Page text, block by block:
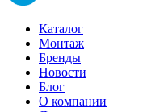
Каталог
Монтаж
Бренды
Новости
Блог
О компании